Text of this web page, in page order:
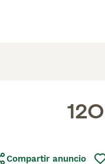
Compartir anuncio